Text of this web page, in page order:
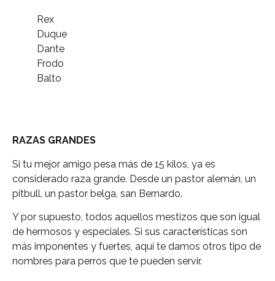
Rex
Duque
Dante
Frodo
Balto
RAZAS GRANDES
Si tu mejor amigo pesa más de 15 kilos, ya es
considerado raza grande. Desde un pastor alemán, un
pitbull, un pastor belga, san Bernardo.
Y por supuesto, todos aquellos mestizos que son igual
de hermosos y especiales. Si sus características son
más imponentes y fuertes, aquí te damos otros tipo de
nombres para perros que te pueden servir.